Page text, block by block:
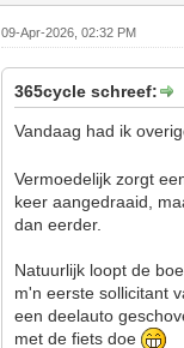
09-Apr-2026, 02:32 PM
365cycle schreef:
Vandaag had ik
Vermoedelijk zorgt
keer aangedraaid,
dan eerder.
Natuurlijk loopt de
m'n eerste sollicitant
een deelauto
met de fiets doe